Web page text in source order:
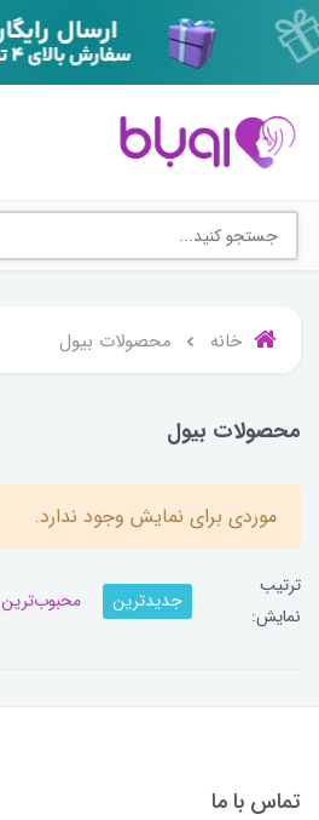
خانه محصولات بیول
محصولات بیول
موردی برای نمایش وجود ندارد.
ترتیب
نمایش:
جدیدترین محبوب‌ترین
تماس با ما